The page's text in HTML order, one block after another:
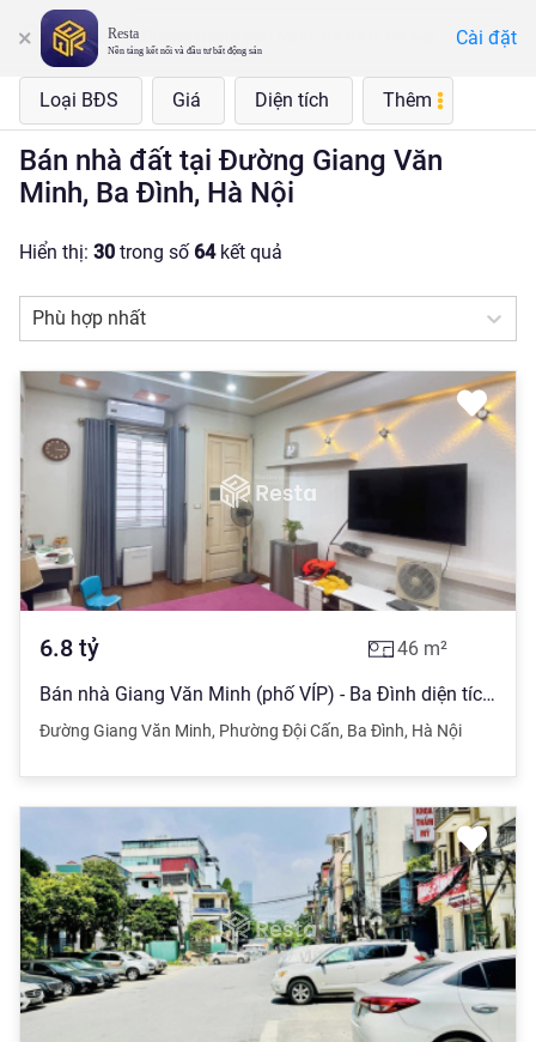
Resta
Nền tảng kết nối và đầu tư bất động sản
Cài đặt
Loại BĐS Giá Diện tích Thêm
Bán nhà đất tại Đường Giang Văn
Minh, Ba Đình, Hà Nội
Hiển thị: 30 trong số 64 kết quả
Phù hợp nhất
6.8 tỷ 46 m²
Bán nhà Giang Văn Minh (phố VÍP) - Ba Đình diện tích: 46m2 - 5 tầng dân xây - giá: 6.8 tỷ có TL
Đường Giang Văn Minh, Phường Đội Cấn, Ba Đình, Hà Nội